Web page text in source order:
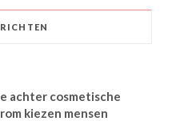
achter cosmetische
kiezen mensen